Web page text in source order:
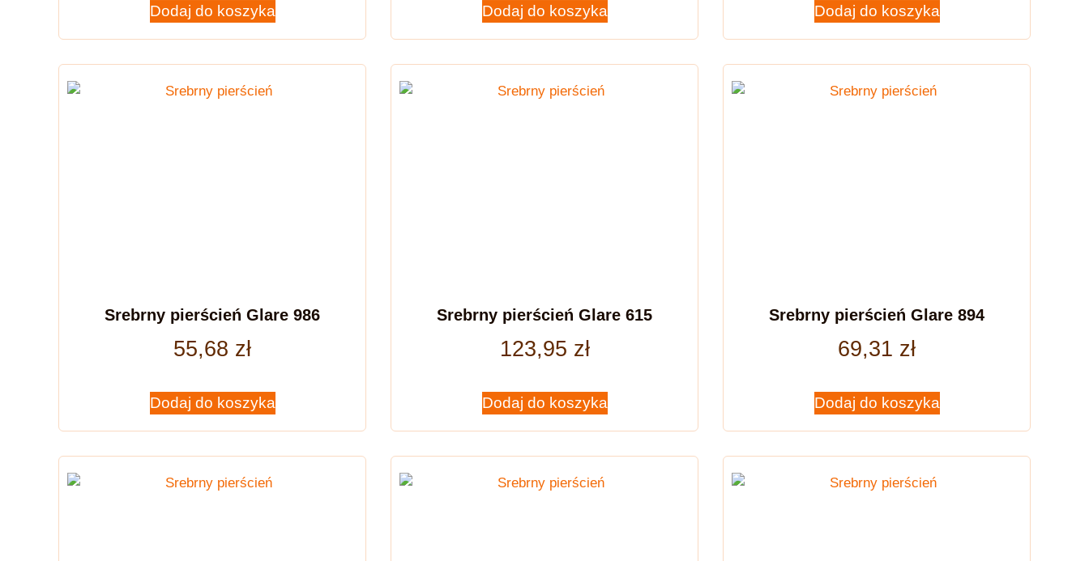
Dodaj do koszyka Dodaj do koszyka Dodaj do koszyka
Srebrny pierścień Glare 986
55,68 zł
Dodaj do koszyka
Srebrny pierścień Glare 615
123,95 zł
Dodaj do koszyka
Srebrny pierścień Glare 894
69,31 zł
Dodaj do koszyka